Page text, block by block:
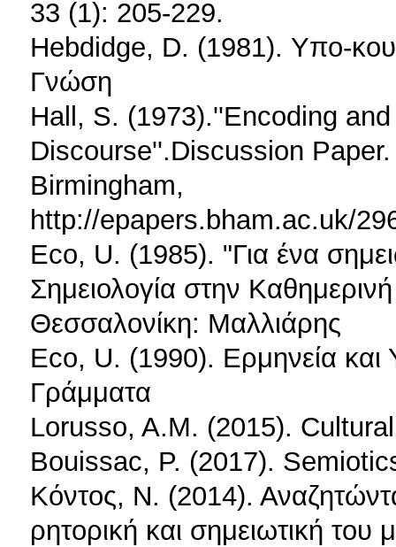
33 (1): 205-229.
Hebdidge, D. (1981). Υπο-
Γνώση
Hall, S. (1973).''Encoding
Discourse''.Discussion
Birmingham,
http://epapers.bham.ac.uk/
Eco, U. (1985). "Για ένα
Σημειολογία στην
Θεσσαλονίκη: Μαλλιάρης
Eco, U. (1990). Eρμηνεία
Γράμματα
Lorusso, A.M. (2015).
Bouissac, P. (2017).
Κόντος, Ν. (2014).
ρητορική και σημειωτική του